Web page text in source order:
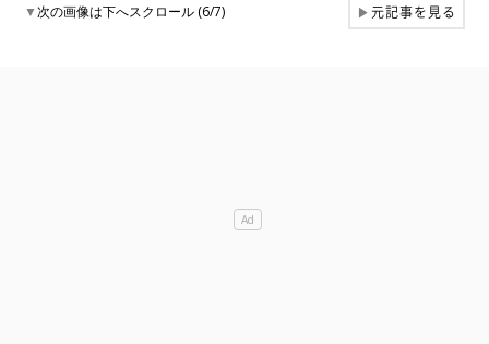
▼次の画像は下へスクロール (6/7) ▶元記事を見る